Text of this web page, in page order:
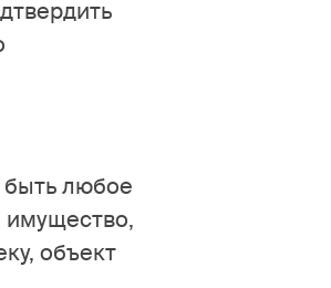
любое
имущество,
объект